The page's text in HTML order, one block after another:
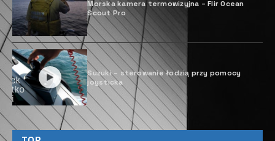
TAGS JACHTY MOTOROWE
KUPOWANIE JACHTÓW
NASZE PATRONATY
SALONE NAUTICO DI VENEZIA
TARGI JACHTOWE
WYSTAWA JACHTÓW